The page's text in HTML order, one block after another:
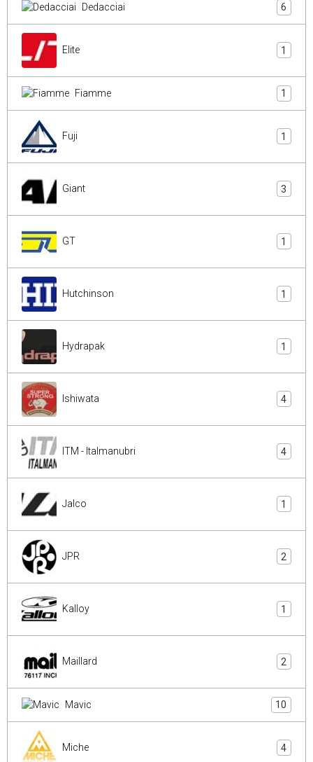
Dedacciai 6
Elite 1
Fiamme 1
Fuji 1
Giant 3
GT 1
Hutchinson 1
Hydrapak 1
Ishiwata 4
ITM - Italmanubri 4
Jalco 1
JPR 2
Kalloy 1
Maillard 2
Mavic 10
Miche 4